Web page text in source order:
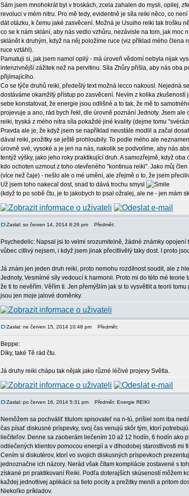
Sám jsem mnohokrát byl v troskách, zcela zahalen do mysli, opilej,
revoluci v mém nitru. Pro mě tedy, evidentně je síla reiki něco, co
dát otázku, k čemu jaké zasvěcení. Možná je Usuiho reiki tak trošku
co se k nám sklání, aby nás vedlo vzhůru, nezávisle na tom, jak
sklánět k druhým, když na něj položíme ruce (viz příklad mého člena
ruce vztáhl).
Pamatuji si, jak jsem namol opilý - má úroveň vědomí nebyla nijak
intenzivnější zážitek než na pervitinu. Síla Zhůry přišla, aby nás oba
přijímajícího.
Co se týče druhů reiki, předešlý text možná lecco nakousl. Nejedná
dostáváme okamžitý přístup po zasvěcení. Nevím z kolika
sebe konstatovat, že energie jsou odlišné a to tak, že mě to
projevuje a ano, rád bych řekl, dle úrovně poznání Jednoty. Jsem
reiki, tryská z mého nitra síla pokaždé jiné kvality (dejme tomu
Pravda ale je, že když jsem se například neustále modlil a začal
dával reiki, prožitky se ještě prohloubily. To podle mého ale
úrovně své, vysoké a je jen na nás, nakolik se podvolíme, aby nás
tentýž výšky, jako jeho roky praktikující druh. A samozřejmě, když
kdo ochoten uzmout z toho otevřeného "kontinua reiki". Jako můj
(více než čaje) - nešlo ale o mé umění, ale zřejmě o to, že jsem
Už jsem toho nakecal dost, snad to dává trochu smysl
(když to po sobě čtu, je to jakobych to psal ožralej, ale ne - jen mám
Zaslal: so červen 14, 2014 8:26 pm Předmět:
Psychedelic: Napsal jsi to velmi srozumitelně, žádné známky
vůbec citlivý nejsem, i když jsem jinak přecitlivělý taky dost. I proto
Já znám jen jeden druh reiki, proto nemohu rozdílnost soudit, ale z
Jednoty, Vesmírné síly vedoucí k harmonii. Proto mi do této mé
že ti to nevěřím. Věřím ti. Jen přemýšlím jak si to vysvětlit a teorii
jsou jen moje jalové doměnky.
Zaslal: ne červen 15, 2014 10:48 pm Předmět:
Beppe:
Díky, také Tě rád čtu.
Já druhy reiki chápu tak nějak jako různé léčivé projevy Světla.
Zaslal: po červen 16, 2014 5:31 pm Předmět: Energie REIKI
Nemôžem sa pochváliť titulom spisovateľ na n-tú, prišiel som iba
čas písať diskusné príspevky, svoj čas venujú skôr tým, ktorí
liečiteľov. Denne sa zaoberám liečením 10 až 12 hodín, 6 hodín ako
odliečených klientov pomocou energií a v dlhodobej starostlivosti mi
Cením si diskutérov, ktorí vo svojich diskusných príspevkoch
jednoznačne ich názory. Nerád však čítam kompilácie zostavené s
získané pri praktikovaní Reiki. Podľa doterajších skúseností môžem
každej jednotlivej aplikácii sa tieto pocity a prežitky menili a pritom
Niekoľko príkladov.